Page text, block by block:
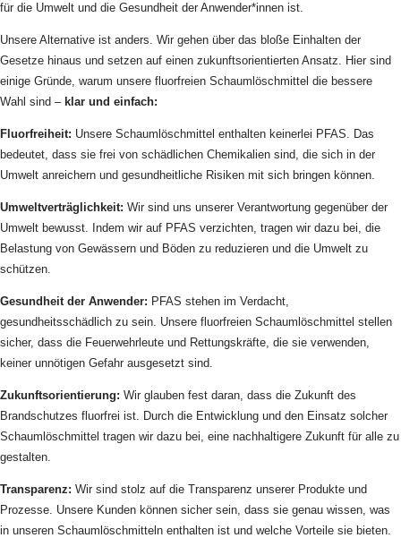
für die Umwelt und die Gesundheit der Anwender*innen ist.
Unsere Alternative ist anders. Wir gehen über das bloße Einhalten der
Gesetze hinaus und setzen auf einen zukunftsorientierten Ansatz. Hier sind
einige Gründe, warum unsere fluorfreien Schaumlöschmittel die bessere
Wahl sind – klar und einfach:
Fluorfreiheit: Unsere Schaumlöschmittel enthalten keinerlei PFAS. Das
bedeutet, dass sie frei von schädlichen Chemikalien sind, die sich in der
Umwelt anreichern und gesundheitliche Risiken mit sich bringen können.
Umweltverträglichkeit: Wir sind uns unserer Verantwortung gegenüber der
Umwelt bewusst. Indem wir auf PFAS verzichten, tragen wir dazu bei, die
Belastung von Gewässern und Böden zu reduzieren und die Umwelt zu
schützen.
Gesundheit der Anwender: PFAS stehen im Verdacht,
gesundheitsschädlich zu sein. Unsere fluorfreien Schaumlöschmittel stellen
sicher, dass die Feuerwehrleute und Rettungskräfte, die sie verwenden,
keiner unnötigen Gefahr ausgesetzt sind.
Zukunftsorientierung: Wir glauben fest daran, dass die Zukunft des
Brandschutzes fluorfrei ist. Durch die Entwicklung und den Einsatz solcher
Schaumlöschmittel tragen wir dazu bei, eine nachhaltigere Zukunft für alle zu
gestalten.
Transparenz: Wir sind stolz auf die Transparenz unserer Produkte und
Prozesse. Unsere Kunden können sicher sein, dass sie genau wissen, was
in unseren Schaumlöschmitteln enthalten ist und welche Vorteile sie bieten.